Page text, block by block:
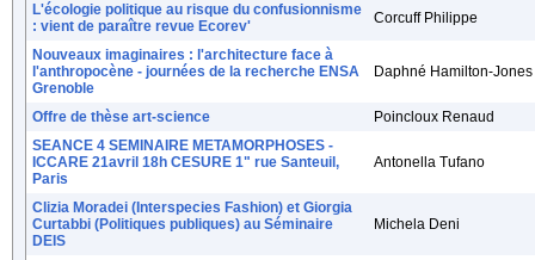
L'écologie politique au risque du confusionnisme
: vient de paraître revue Ecorev'
Corcuff Philippe
Nouveaux imaginaires : l'architecture face à
l'anthropocène - journées de la recherche ENSA
Grenoble
Daphné Hamilton-Jones
Offre de thèse art-science
Poincloux Renaud
SEANCE 4 SEMINAIRE METAMORPHOSES -
ICCARE 21avril 18h CESURE 1" rue Santeuil,
Paris
Antonella Tufano
Clizia Moradei (Interspecies Fashion) et Giorgia
Curtabbi (Politiques publiques) au Séminaire
DEIS
Michela Deni